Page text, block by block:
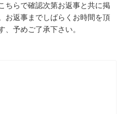
ちらで確認次第お返事と共に掲
お返事までしばらくお時間を頂
、予めご了承下さい。